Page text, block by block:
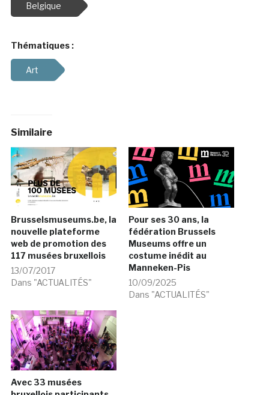
Belgique
Thématiques :
Art
Similaire
Brusselsmuseums.be, la
nouvelle plateforme
web de promotion des
117 musées bruxellois
13/07/2017
Dans "ACTUALITÉS"
Pour ses 30 ans, la
fédération Brussels
Museums offre un
costume inédit au
Manneken-Pis
10/09/2025
Dans "ACTUALITÉS"
Avec 33 musées